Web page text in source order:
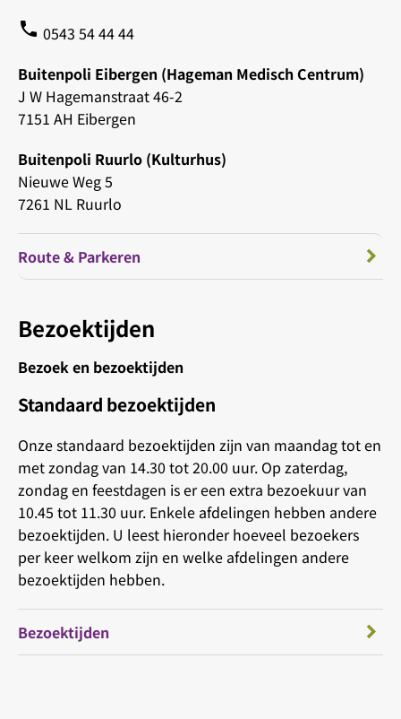
phone 0543 54 44 44
Buitenpoli Eibergen (Hageman Medisch Centrum)
J W Hagemanstraat 46-2
7151 AH Eibergen
Buitenpoli Ruurlo (Kulturhus)
Nieuwe Weg 5
7261 NL Ruurlo
Route & Parkeren
Bezoektijden
Bezoek en bezoektijden
Standaard bezoektijden
Onze standaard bezoektijden zijn van maandag tot en
met zondag van 14.30 tot 20.00 uur. Op zaterdag,
zondag en feestdagen is er een extra bezoekuur van
10.45 tot 11.30 uur. Enkele afdelingen hebben andere
bezoektijden. U leest hieronder hoeveel bezoekers
per keer welkom zijn en welke afdelingen andere
bezoektijden hebben.
Bezoektijden